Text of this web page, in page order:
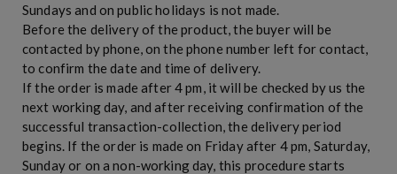
Sundays and on public holidays is not made.
Before the delivery of the product, the buyer will be
contacted by phone, on the phone number left for contact,
to confirm the date and time of delivery.
If the order is made after 4 pm, it will be checked by us the
next working day, and after receiving confirmation of the
successful transaction-collection, the delivery period
begins. If the order is made on Friday after 4 pm, Saturday,
Sunday or on a non-working day, this procedure starts